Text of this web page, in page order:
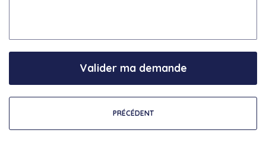
PRÉCÉDENT
Valider ma demande